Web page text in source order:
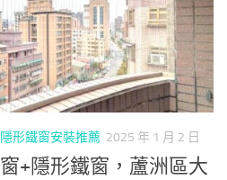
形鐵窗安裝推薦 2025 年 1 月 2 日
+隱形鐵窗，蘆洲區大